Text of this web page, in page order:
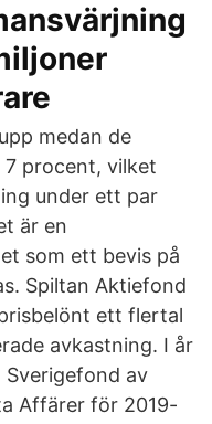
medan de
7 procent, vilket
under ett par
är en
som ett bevis på
Spiltan Aktiefond
ett flertal
avkastning. I år
av
Affärer för 2019-